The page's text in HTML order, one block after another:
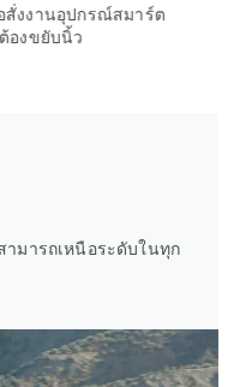
งงานอุปกรณ์สมาร์ต
องขยับนิ้ว
มารถเหนือระดับในทุก